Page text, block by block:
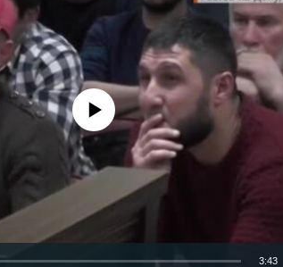
source currently available
3:43